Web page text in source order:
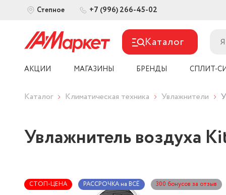
Степное +7 (996) 266-45-02
Каталог
АКЦИИ МАГАЗИНЫ БРЕНДЫ СПЛИТ-
Каталог Климатическая техника Увлажнители
Увлажнитель воздуха
СТОП-ЦЕНА РАССРОЧКА на ВСЁ 300 бонусов за отзыв